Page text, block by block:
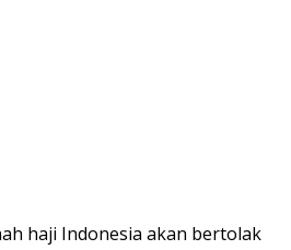
haji Indonesia akan bertolak